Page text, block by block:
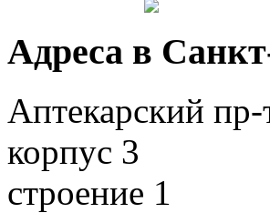
Адреса в
Аптекарский пр-
корпус 3
строение 1